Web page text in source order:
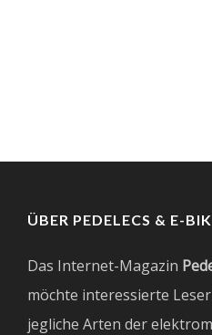
ÜBER PEDELECS & E-
Das Internet-Magazin
möchte interessierte
jegliche Arten der